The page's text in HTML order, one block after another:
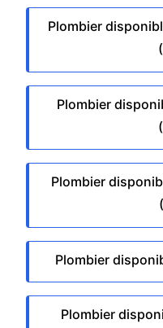
Plombier
Plombier
Plombier
Plombier
Plombier